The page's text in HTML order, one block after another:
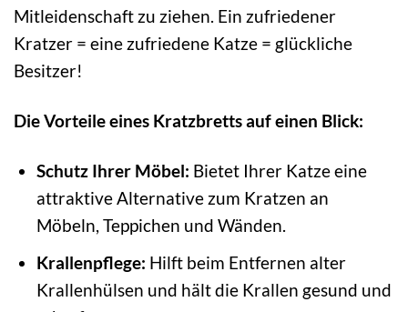
Mitleidenschaft zu ziehen. Ein zufriedener
Kratzer = eine zufriedene Katze = glückliche
Besitzer!
Die Vorteile eines Kratzbretts auf einen Blick:
Schutz Ihrer Möbel: Bietet Ihrer Katze eine
attraktive Alternative zum Kratzen an
Möbeln, Teppichen und Wänden.
Krallenpflege: Hilft beim Entfernen alter
Krallenhülsen und hält die Krallen gesund und